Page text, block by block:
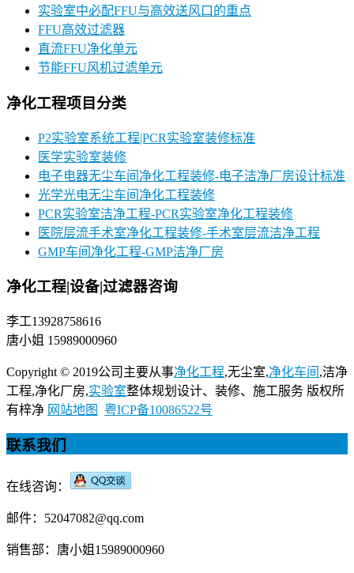
实验室中必配FFU与高效送风口的重点
FFU高效过滤器
直流FFU净化单元
节能FFU风机过滤单元
净化工程项目分类
P2实验室系统工程|PCR实验室装修标准
医学实验室装修
电子电器无尘车间净化工程装修-电子洁净厂房设计标准
光学光电无尘车间净化工程装修
PCR实验室洁净工程-PCR实验室净化工程装修
医院层流手术室净化工程装修-手术室层流洁净工程
GMP车间净化工程-GMP洁净厂房
净化工程|设备|过滤器咨询
李工13928758616
唐小姐 15989000960
Copyright © 2019公司主要从事净化工程,无尘室,净化车间 ,洁净
工程,净化厂房,实验室整体规划设计、装修、施工服务 版权所
有梓净 网站地图 粤ICP备10086522号
联系我们
在线咨询：
邮件：52047082@qq.com
销售部：唐小姐15989000960